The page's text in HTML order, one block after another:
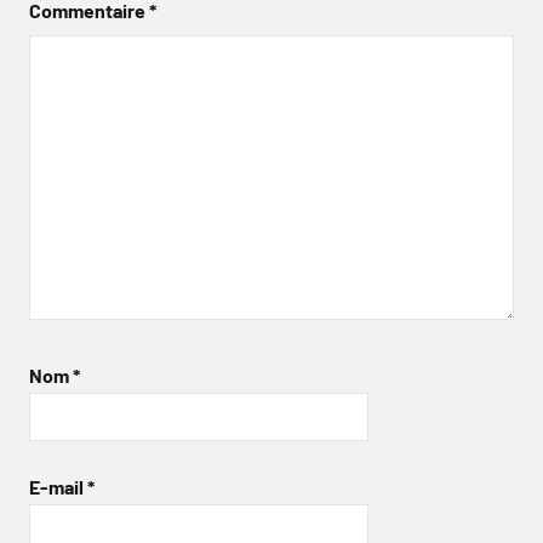
Commentaire*
Nom*
E-mail *